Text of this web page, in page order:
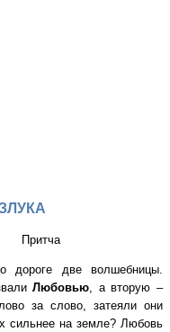
Притча
дороге две волшебницы.
Любовью, а вторую –
за слово, затеяли они
сильнее на земле? Любовь